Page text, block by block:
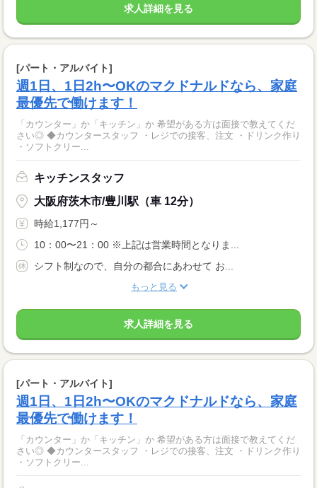
求人詳細を見る
[パート・アルバイト]
週1日、1日2h〜OKのマクドナルドなら、家庭
最優先で働けます！
「カウンター」か「キッチン」か 希望がある方は面接で教えてくだ
さい◎ ◆カウンタースタッフ ・レジでの接客、注文 ・ドリンク作り
・ソフトクリー...
キッチンスタッフ
大阪府茨木市/豊川駅（車 12分）
時給1,177円～
10：00〜21：00 ※上記は営業時間となりま...
シフト制なので、自分の都合にあわせて お...
もっと見る
求人詳細を見る
[パート・アルバイト]
週1日、1日2h〜OKのマクドナルドなら、家庭
最優先で働けます！
「カウンター」か「キッチン」か 希望がある方は面接で教えてくだ
さい◎ ◆カウンタースタッフ ・レジでの接客、注文 ・ドリンク作り
・ソフトクリー...